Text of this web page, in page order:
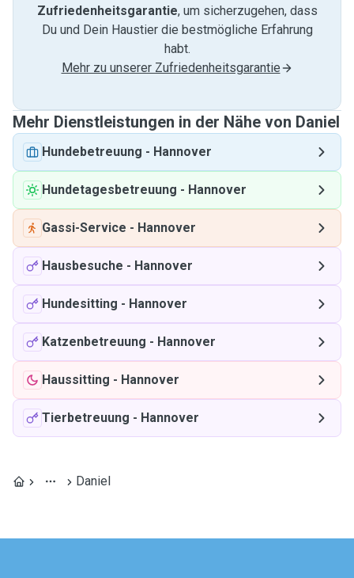
Zufriedenheitsgarantie, um sicherzugehen, dass
Du und Dein Haustier die bestmögliche Erfahrung
habt.
Mehr zu unserer Zufriedenheitsgarantie
Mehr Dienstleistungen in der Nähe von Daniel
Hundebetreuung - Hannover
Hundetagesbetreuung - Hannover
Gassi-Service - Hannover
Hausbesuche - Hannover
Hundesitting - Hannover
Katzenbetreuung - Hannover
Haussitting - Hannover
Tierbetreuung - Hannover
Daniel